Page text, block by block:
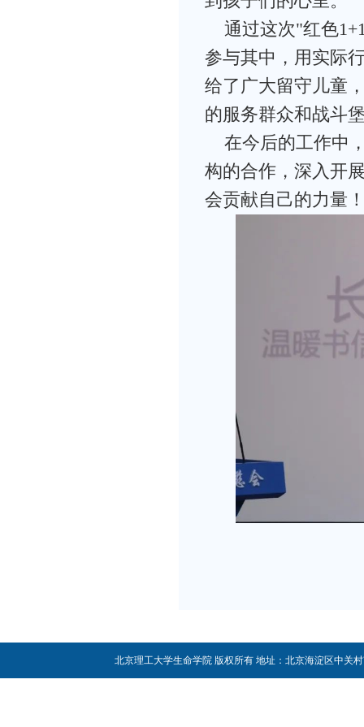
通过这次"红色
参与其中，用实际
给了广大留守儿童
的服务群众和战斗
在今后的工作中
构的合作，深入开
会贡献自己的力量
北京理工大学生命学院 版权所有 地址：北京海淀区中关